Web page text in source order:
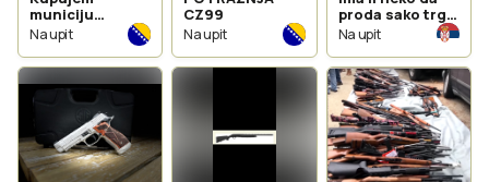
municiju
6,5x58R
Na upit
CZ99
Na upit
proda sako trg
22 (moze i
koriscen ) i zna
li neko gde ima
da se kupi
Na upit